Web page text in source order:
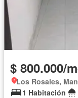
$ 800.000/
Los Rosales,
1 Habitación